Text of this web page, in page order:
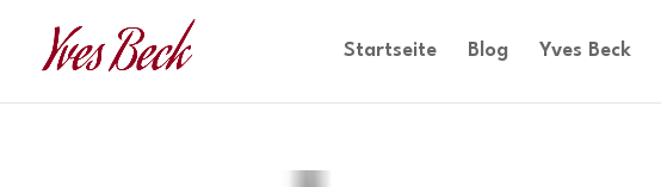
Startseite Blog Yves Beck